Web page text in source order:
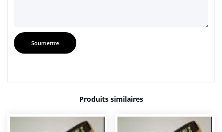
Produits similaires